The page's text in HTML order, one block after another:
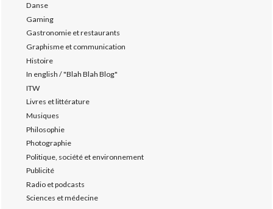
Danse
Gaming
Gastronomie et restaurants
Graphisme et communication
Histoire
In english / "Blah Blah Blog"
ITW
Livres et littérature
Musiques
Philosophie
Photographie
Politique, société et environnement
Publicité
Radio et podcasts
Sciences et médecine